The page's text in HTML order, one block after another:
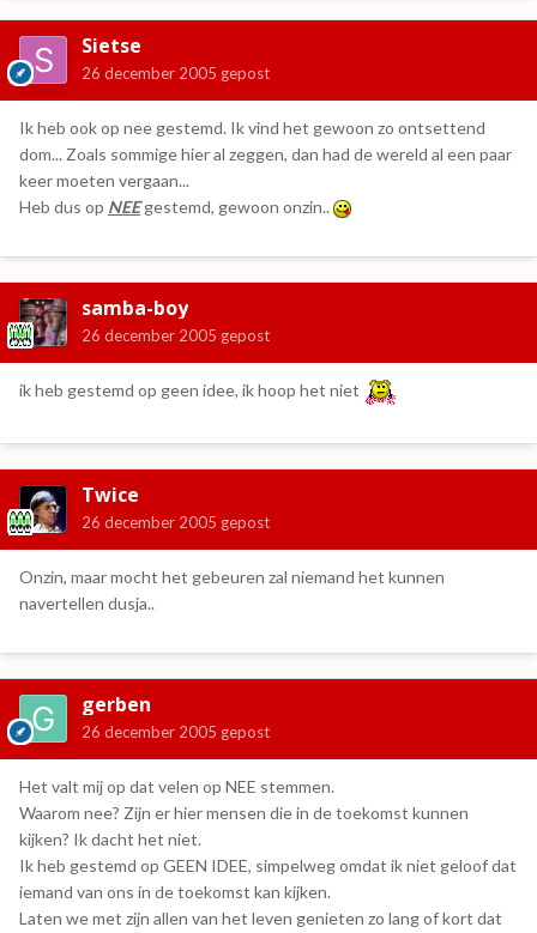
Sietse
26 december 2005 gepost
Ik heb ook op nee gestemd. Ik vind het gewoon zo ontsettend
dom... Zoals sommige hier al zeggen, dan had de wereld al een paar
keer moeten vergaan...
Heb dus op NEEgestemd, gewoon onzin..
samba-boy
26 december 2005 gepost
ik heb gestemd op geen idee, ik hoop het niet
Twice
26 december 2005 gepost
Onzin, maar mocht het gebeuren zal niemand het kunnen
navertellen dusja..
gerben
26 december 2005 gepost
Het valt mij op dat velen op NEE stemmen.
Waarom nee? Zijn er hier mensen die in de toekomst kunnen
kijken? Ik dacht het niet.
Ik heb gestemd op GEEN IDEE, simpelweg omdat ik niet geloof dat
iemand van ons in de toekomst kan kijken.
Laten we met zijn allen van het leven genieten zo lang of kort dat